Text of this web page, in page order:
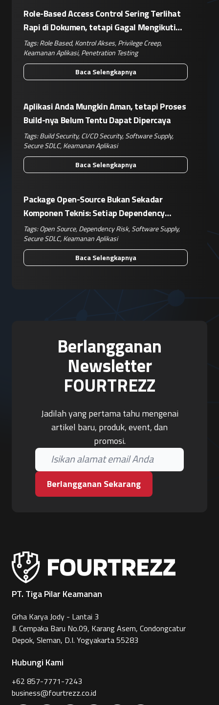
Role-Based Access Control Sering Terlihat
Rapi di Dokumen, tetapi Gagal Mengikuti
Operasional Nyata
Tags:Role Based,Kontrol Akses,Privilege Creep,
Keamanan Aplikasi,Penetration Testing
Baca Selengkapnya
Aplikasi Anda Mungkin Aman, tetapi Proses
Build-nya Belum Tentu Dapat Dipercaya
Tags:Build Security,CI/CD Security,Software Supply,
Secure SDLC,Keamanan Aplikasi
Baca Selengkapnya
Package Open-Source Bukan Sekadar
Komponen Teknis: Setiap Dependency
Adalah Keputusan Risiko Bisnis
Tags:Open Source,Dependency Risk,Software Supply,
Secure SDLC,Keamanan Aplikasi
Baca Selengkapnya
Berlangganan
Newsletter
FOURTREZZ
Jadilah yang pertama tahu mengenai
artikel baru, produk, event, dan
promosi.
Berlangganan Sekarang
PT. Tiga Pilar Keamanan
Grha Karya Jody - Lantai 3
Jl. Cempaka Baru No.09, Karang Asem, Condongcatur
Depok, Sleman, D.I. Yogyakarta 55283
Hubungi Kami
+62 857-7771-7243
business@fourtrezz.co.id